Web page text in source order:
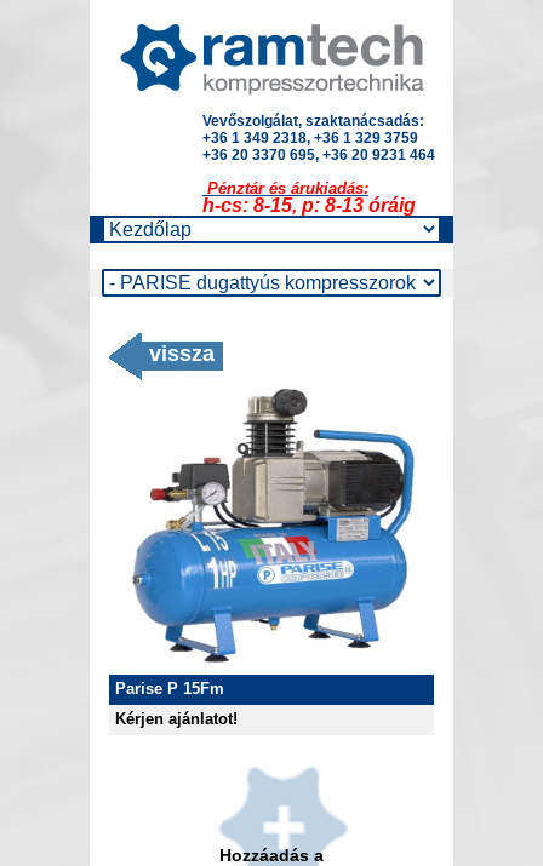
Vevőszolgálat, szaktanácsadás:
+36 1 349 2318, +36 1 329 3759
+36 20 3370 695, +36 20 9231 464
Pénztár és árukiadás:
h-cs: 8-15, p: 8-13 óráig
vissza
Parise P 15Fm
Kérjen ajánlatot!
Hozzáadás a